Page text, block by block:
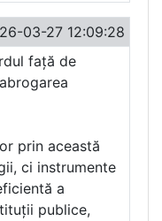
03-27 12:09:28
față de
prin această
ci instrumente
a
publice,